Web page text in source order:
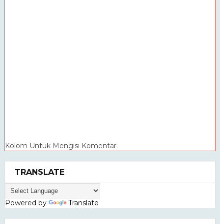
Kolom Untuk Mengisi Komentar.
TRANSLATE
Powered by Translate